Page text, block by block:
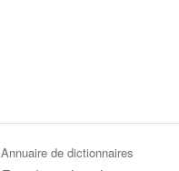
Annuaire de dictionnaires